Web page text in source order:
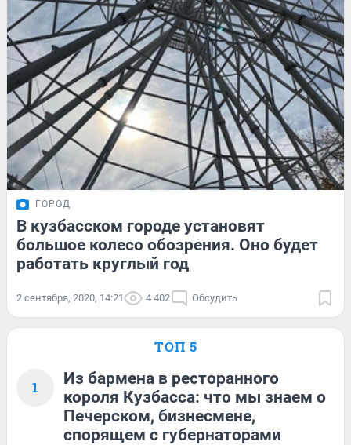
ГОРОД
В кузбасском городе установят
большое колесо обозрения. Оно будет
работать круглый год
2 сентября, 2020, 14:21 4 402 Обсудить
ТОП 5
1
Из бармена в ресторанного
короля Кузбасса: что мы знаем о
Печерском, бизнесмене,
спорящем с губернаторами